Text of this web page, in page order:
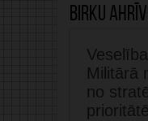
Birku
Militārā
no